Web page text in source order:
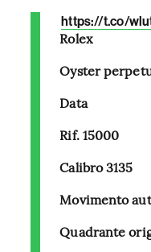
https://t.co/
Rolex
Oyster
Data
Rif. 15000
Calibro 3135
Movimento
Quadrante